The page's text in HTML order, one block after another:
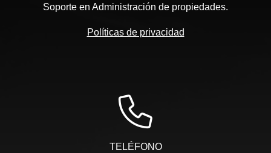
Soporte en Administración de propiedades.
Políticas de privacidad
TELÉFONO